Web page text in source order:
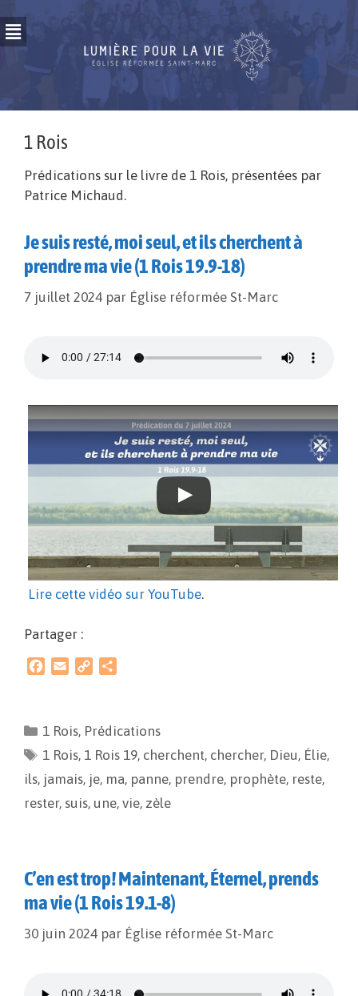
1 Rois
Prédications sur le livre de 1 Rois, présentées par
Patrice Michaud.
Je suis resté, moi seul, et ils cherchent à
prendre ma vie (1 Rois 19.9-18)
7 juillet 2024 par Église réformée St-Marc
Lire cette vidéo sur YouTube.
Partager :
b
o
o
k
l
L
i
a
g
1 Rois, Prédications
1 Rois, 1 Rois 19, cherchent, chercher, Dieu, Élie,
ils, jamais, je, ma, panne, prendre, prophète, reste,
rester, suis, une, vie, zèle
C’en est trop! Maintenant, Éternel, prends
ma vie (1 Rois 19.1-8)
30 juin 2024 par Église réformée St-Marc